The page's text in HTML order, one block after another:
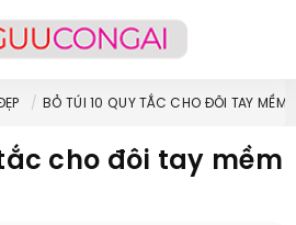
BỎ TÚI 10 QUY TẮC CHO ĐÔI TAY MỀM
cho đôi tay mềm